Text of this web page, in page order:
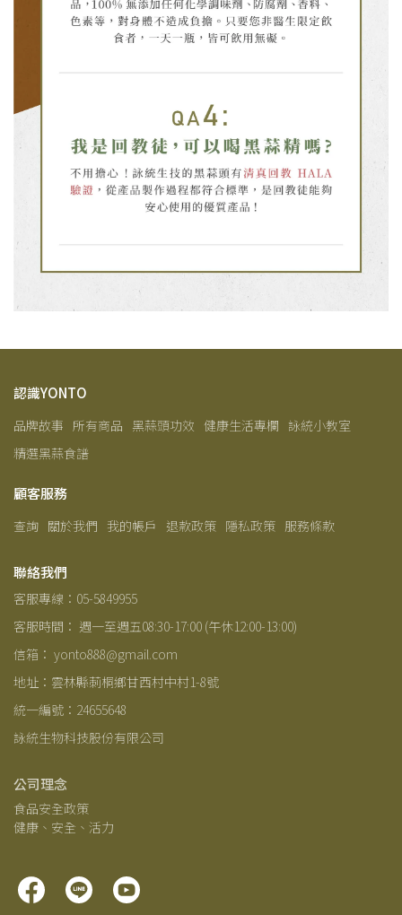
認識YONTO
品牌故事 所有商品 黑蒜頭功效 健康生活專欄 詠統小教室
精選黑蒜食譜
顧客服務
查詢 關於我們 我的帳戶 退款政策 隱私政策 服務條款
聯絡我們
客服專線：05-5849955
客服時間： 週一至週五08:30-17:00 (午休12:00-13:00)
信箱： yonto888@gmail.com
地址：雲林縣莿桐鄉甘西村中村1-8號
統一編號：24655648
詠統生物科技股份有限公司
公司理念
食品安全政策
健康、安全、活力